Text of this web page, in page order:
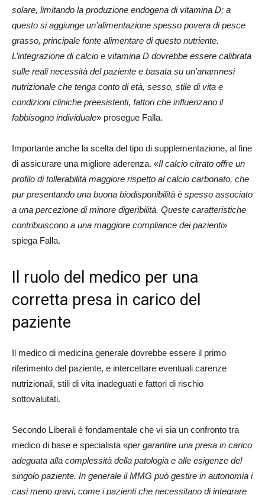
solare, limitando la produzione endogena di vitamina D; a
questo si aggiunge un’alimentazione spesso povera di pesce
grasso, principale fonte alimentare di questo nutriente.
L’integrazione di calcio e vitamina D dovrebbe essere calibrata
sulle reali necessità del paziente e basata su un’anamnesi
nutrizionale che tenga conto di età, sesso, stile di vita e
condizioni cliniche preesistenti, fattori che influenzano il
fabbisogno individuale» prosegue Falla.
Importante anche la scelta del tipo di supplementazione, al fine
di assicurare una migliore aderenza. «Il calcio citrato offre un
profilo di tollerabilità maggiore rispetto al calcio carbonato, che
pur presentando una buona biodisponibilità è spesso associato
a una percezione di minore digeribilità. Queste caratteristiche
contribuiscono a una maggiore compliance dei pazienti»
spiega Falla.
Il ruolo del medico per una
corretta presa in carico del
paziente
Il medico di medicina generale dovrebbe essere il primo
riferimento del paziente, e intercettare eventuali carenze
nutrizionali, stili di vita inadeguati e fattori di rischio
sottovalutati.
Secondo Liberali è fondamentale che vi sia un confronto tra
medico di base e specialista «per garantire una presa in carico
adeguata alla complessità della patologia e alle esigenze del
singolo paziente. In generale il MMG può gestire in autonomia i
casi meno gravi, come i pazienti che necessitano di integrare